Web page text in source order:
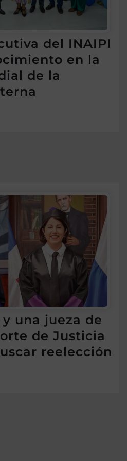
del INAIPI
en la
de la
una jueza de
de Justicia
reelección